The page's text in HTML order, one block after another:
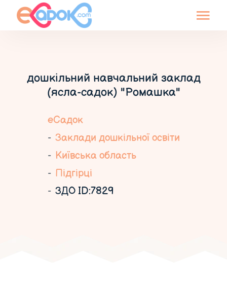
дошкільний навчальний заклад
(ясла-садок) "Ромашка"
еСадок
Заклади дошкільної освіти
Київська область
Підгірці
ЗДО ID:7829